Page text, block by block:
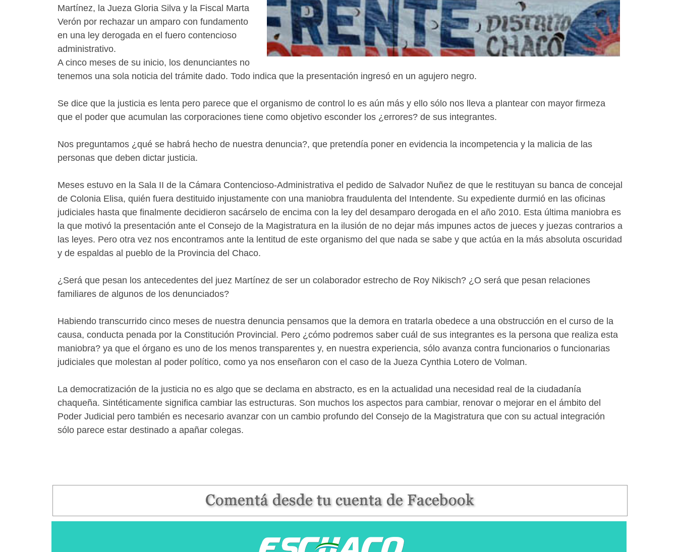
Martínez, la Jueza Gloria Silva y la Fiscal Marta
Verón por rechazar un amparo con fundamento
en una ley derogada en el fuero contencioso
administrativo.
A cinco meses de su inicio, los denunciantes no
tenemos una sola noticia del trámite dado. Todo indica que la presentación ingresó en un agujero negro.
Se dice que la justicia es lenta pero parece que el organismo de control lo es aún más y ello sólo nos lleva a plantear con mayor firmeza
que el poder que acumulan las corporaciones tiene como objetivo esconder los ¿errores? de sus integrantes.
Nos preguntamos ¿qué se habrá hecho de nuestra denuncia?, que pretendía poner en evidencia la incompetencia y la malicia de las
personas que deben dictar justicia.
Meses estuvo en la Sala II de la Cámara Contencioso-Administrativa el pedido de Salvador Nuñez de que le restituyan su banca de concejal
de Colonia Elisa, quién fuera destituido injustamente con una maniobra fraudulenta del Intendente. Su expediente durmió en las oficinas
judiciales hasta que finalmente decidieron sacárselo de encima con la ley del desamparo derogada en el año 2010. Esta última maniobra es
la que motivó la presentación ante el Consejo de la Magistratura en la ilusión de no dejar más impunes actos de jueces y juezas contrarios a
las leyes. Pero otra vez nos encontramos ante la lentitud de este organismo del que nada se sabe y que actúa en la más absoluta oscuridad
y de espaldas al pueblo de la Provincia del Chaco.
¿Será que pesan los antecedentes del juez Martínez de ser un colaborador estrecho de Roy Nikisch? ¿O será que pesan relaciones
familiares de algunos de los denunciados?
Habiendo transcurrido cinco meses de nuestra denuncia pensamos que la demora en tratarla obedece a una obstrucción en el curso de la
causa, conducta penada por la Constitución Provincial. Pero ¿cómo podremos saber cuál de sus integrantes es la persona que realiza esta
maniobra? ya que el órgano es uno de los menos transparentes y, en nuestra experiencia, sólo avanza contra funcionarios o funcionarias
judiciales que molestan al poder político, como ya nos enseñaron con el caso de la Jueza Cynthia Lotero de Volman.
La democratización de la justicia no es algo que se declama en abstracto, es en la actualidad una necesidad real de la ciudadanía
chaqueña. Sintéticamente significa cambiar las estructuras. Son muchos los aspectos para cambiar, renovar o mejorar en el ámbito del
Poder Judicial pero también es necesario avanzar con un cambio profundo del Consejo de la Magistratura que con su actual integración
sólo parece estar destinado a apañar colegas.